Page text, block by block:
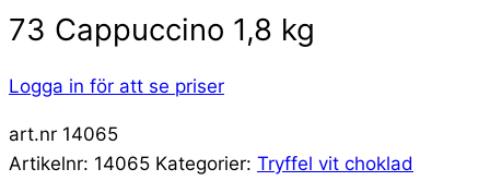
73 Cappuccino 1,8 kg
Logga in för att se priser
art.nr 14065
Artikelnr: 14065 Kategorier: Tryffel vit choklad